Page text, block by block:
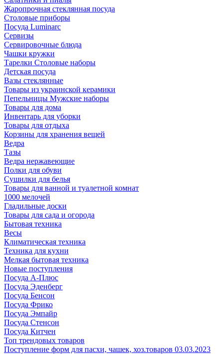
Жаропрочная стеклянная посуда
Столовые приборы
Посуда Luminarс
Сервизы
Сервировочные блюда
Чашки кружки
Тарелки Столовые наборы
Детская посуда
Вазы стеклянные
Товары из украинской керамики
Пепельницы Мужские наборы
Товары для дома
Инвентарь для уборки
Товары для отдыха
Корзины для хранения вещей
Ведра
Тазы
Ведра нержавеющие
Полки для обуви
Сушилки для белья
Товары для ванной и туалетной комнат
1000 мелочей
Гладильные доски
Товары для сада и огорода
Бытовая техника
Весы
Климатическая техника
Техника для кухни
Мелкая бытовая техника
Новые поступления
Посуда А-Плюс
Посуда Эденберг
Посуда Бенсон
Посуда Фрико
Посуда Эмпайр
Посуда Стенсон
Посуда Китчен
Топ трендовых товаров
Поступление форм для пасхи, чашек, хоз.товаров 03.03.2023